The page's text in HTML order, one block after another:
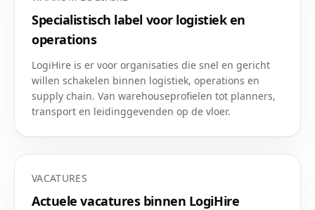
Specialistisch label voor logistiek en
operations
LogiHire is er voor organisaties die snel en gericht
willen schakelen binnen logistiek, operations en
supply chain. Van warehouseprofielen tot planners,
transport en leidinggevenden op de vloer.
VACATURES
Actuele vacatures binnen LogiHire